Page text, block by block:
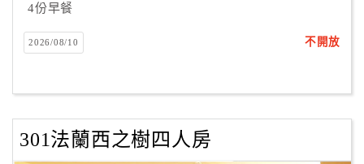
4份早餐
2026/08/10 不開放
301法蘭西之樹四人房